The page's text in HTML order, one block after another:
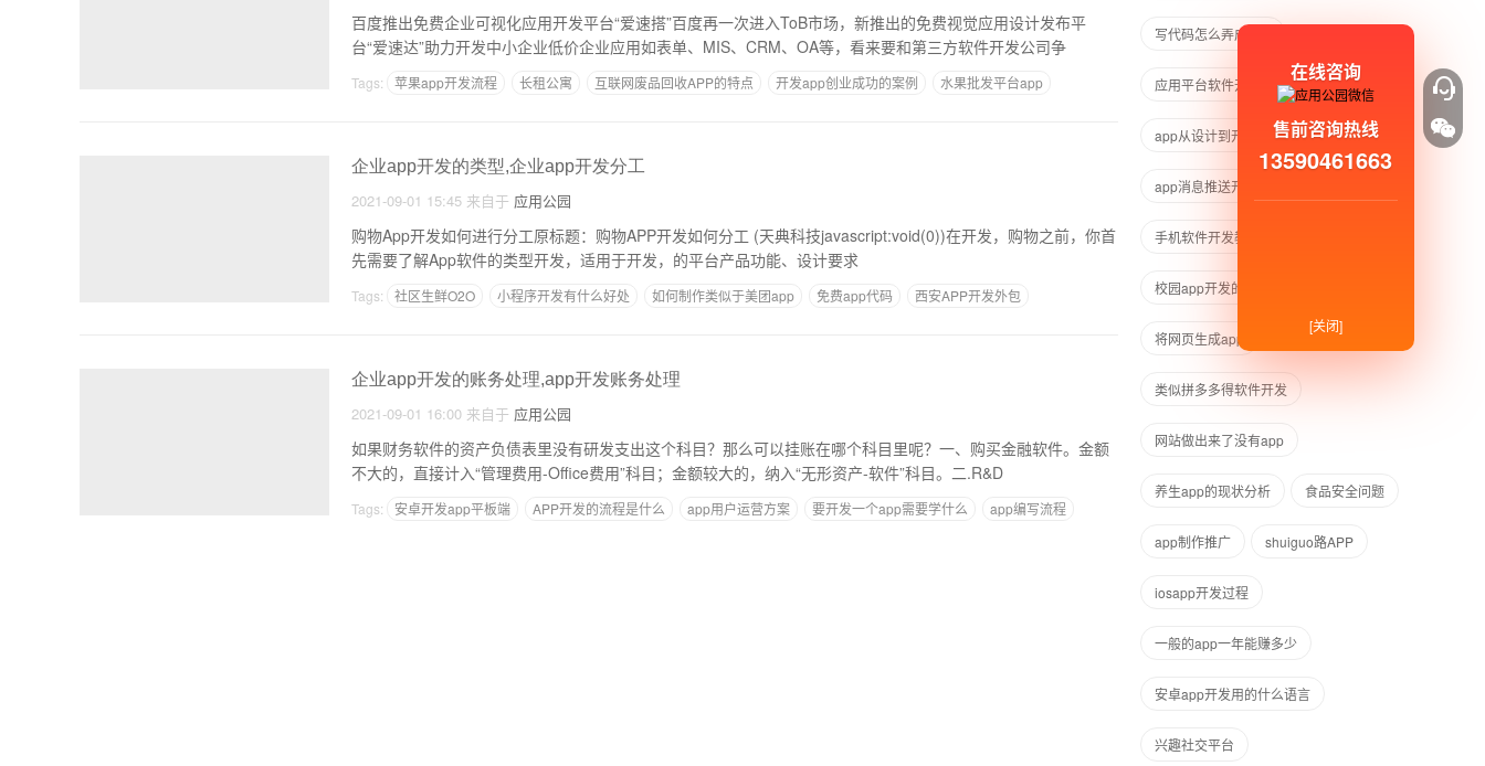
百度推出免费企业可视化应用开发平台“爱速搭”百度再一次进入ToB市场，新推出的免费视觉应用设计发布平
台“爱速达”助力开发中小企业低价企业应用如表单、MIS、CRM、OA等，看来要和第三方软件开发公司争
Tags: 苹果app开发流程 长租公寓 互联网废品回收APP的特点 开发app创业成功的案例
水果批发平台app
企业app开发的类型,企业app开发分工
2021-09-01 15:45 来自于 应用公园
购物App开发如何进行分工原标题：购物APP开发如何分工 (天典科技javascript:void(0))在开发，购物之前，你首
先需要了解App软件的类型开发，适用于开发，的平台产品功能、设计要求
Tags: 社区生鲜O2O 小程序开发有什么好处 如何制作类似于美团app 免费app代码
西安APP开发外包
企业app开发的账务处理,app开发账务处理
2021-09-01 16:00 来自于 应用公园
如果财务软件的资产负债表里没有研发支出这个科目？那么可以挂账在哪个科目里呢？一、购买金融软件。金额
不大的，直接计入“管理费用-Office费用”科目；金额较大的，纳入“无形资产-软件”科目。二.R&D
Tags: 安卓开发app平板端 APP开发的流程是什么 app用户运营方案 要开发一个app需要学什么
app编写流程
写代码怎么弄成app
应用平台软件开发
app从设计到开发到运营的阶段过程
app消息推送开发
手机软件开发教程
校园app开发的优势
将网页生成app
类似拼多多得软件开发
网站做出来了没有app
养生app的现状分析 食品安全问题
app制作推广 shuiguo路APP
iosapp开发过程
一般的app一年能赚多少
安卓app开发用的什么语言
兴趣社交平台
在线咨询
售前咨询热线
13590461663
[关闭]